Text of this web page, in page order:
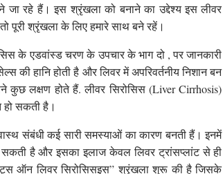
जा रहे हैं। इस श्रृंखला को बनाने का उद्देश्य इस लीवर
पूरी श्रृंखला के लिए हमारे साथ बने रहें।
के एडवांस्ड चरण के उपचार के भाग दो , पर जानकारी
की हानि होती है और लिवर में अपरिवर्तनीय निशान बन
कुछ लक्षण होते हैं. लीवर सिरोसिस (Liver Cirrhosis)
हो सकती है।
संबंधी कई सारी समस्याओं का कारण बनती हैं। इनमें
है और इसका इलाज केवल लिवर ट्रांसप्लांट से ही
ऑन लिवर सिरोसिसइस” श्रृंखला शुरू की है जिसके